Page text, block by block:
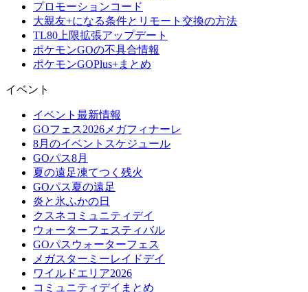
プロモーションコード
大親友+になる条件とリモート交換の方法
TL80上限拡張アップデート
ポケモンGOの不具合情報
ポケモンGOPlus+まとめ
イベント
イベント最新情報
GOフェス2026メガフィナーレ
8月のイベントスケジュール
GOパス8月
夏の遠足凍てつく残火
GOパス夏の遠足
炎と氷ふかの日
クスネコミュニティデイ
ウォーターフェスティバル
GOパスウォーターフェス
メガスターミーレイドデイ
ワイルドエリア2026
コミュニティデイまとめ